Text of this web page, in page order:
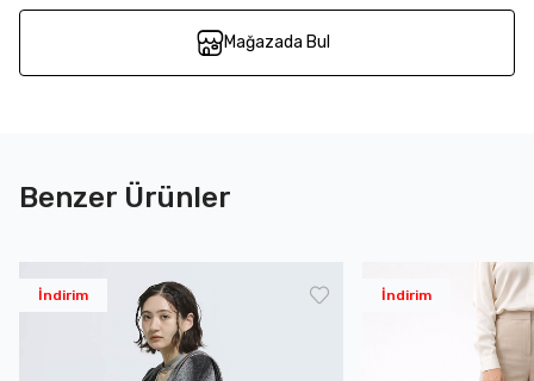
Mağazada Bul
Benzer Ürünler
İndirim İndirim